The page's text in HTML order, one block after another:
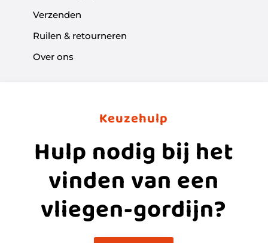
Verzenden
Ruilen & retourneren
Over ons
Keuzehulp
Hulp nodig bij het
vinden van een
vliegen-gordijn?